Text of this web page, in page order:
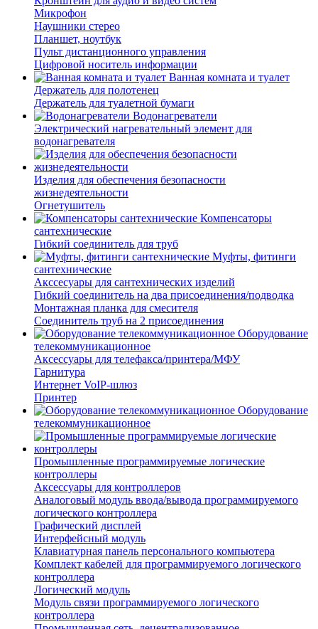
Микрофон
Наушники стерео
Планшет, ноутбук
Пульт дистанционного управления
Цифровой носитель информации
Ванная комната и туалет
Держатель для полотенец
Держатель для туалетной бумаги
Водонагреватели
Электрический нагревательный элемент для
водонагревателя
Изделия для обеспечения безопасности
жизнедеятельности
Огнетушитель
Компенсаторы
сантехнические
Гибкий соединитель для труб
Муфты, фитинги
сантехнические
Акссесуары для сантехнических изделий
Гибкий соединитель на два присоединения/подводка
Монтажная планка для смесителя
Соединитель труб на 2 присоединения
Оборудование
телекоммуникационное
Аксессуары для телефакса/принтера/МФУ
Гарнитура
Интернет VoIP-шлюз
Принтер
Оборудование
телекоммуникационное
Промышленные программируемые логические
контроллеры
Аксессуары для контроллеров
Аналоговый модуль ввода/вывода программируемого
логического контроллера
Графический дисплей
Интерфейсный модуль
Клавиатурная панель персонального компьютера
Комплект кабелей для программируемого логического
контроллера
Логический модуль
Модуль связи программируемого логического
контроллера